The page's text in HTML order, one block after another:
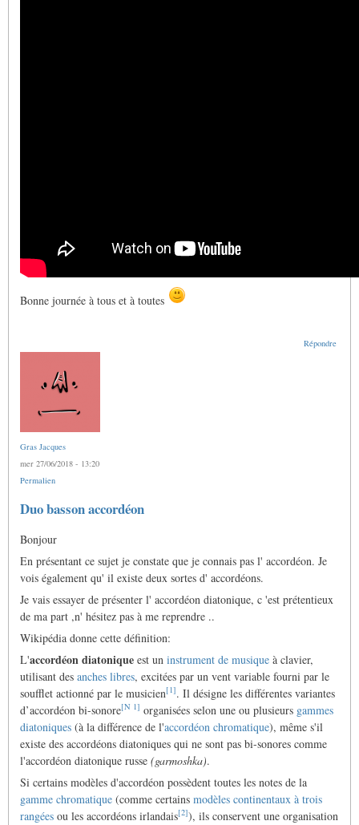
Bonne journée à tous et à toutes
Répondre
Gras Jacques
mer 27/06/2018 - 13:20
Permalien
Duo basson accordéon
Bonjour
En présentant ce sujet je constate que je connais pas l' accordéon. Je
vois également qu' il existe deux sortes d' accordéons.
Je vais essayer de présenter l' accordéon diatonique, c 'est prétentieux
de ma part ,n' hésitez pas à me reprendre ..
Wikipédia donne cette définition:
L'accordéon diatonique est un instrument de musique à clavier,
utilisant des anches libres, excitées par un vent variable fourni par le
soufflet actionné par le musicien[1]. Il désigne les différentes variantes
d’accordéon bi-sonore[N 1] organisées selon une ou plusieurs gammes
diatoniques (à la différence de l'accordéon chromatique), même s'il
existe des accordéons diatoniques qui ne sont pas bi-sonores comme
l'accordéon diatonique russe (garmoshka).
Si certains modèles d'accordéon possèdent toutes les notes de la
gamme chromatique (comme certains modèles continentaux à trois
rangées ou les accordéons irlandais[2]), ils conservent une organisation